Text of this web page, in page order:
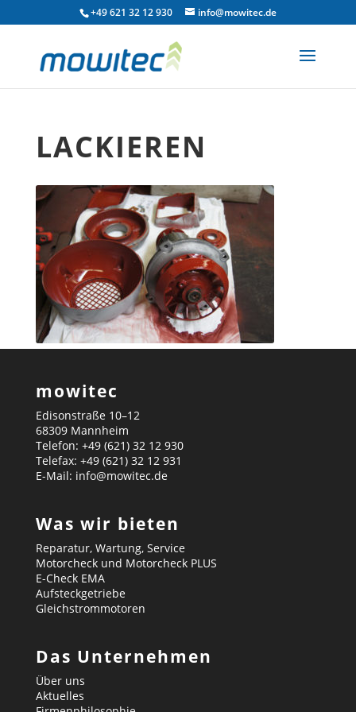
+49 621 32 12 930 info@mowitec.de
LACKIEREN
mowitec
Edisonstraße 10–12
68309 Mannheim
Telefon: +49 (621) 32 12 930
Telefax: +49 (621) 32 12 931
E-Mail: info@mowitec.de
Was wir bieten
Reparatur, Wartung, Service
Motorcheck und Motorcheck PLUS
E-Check EMA
Aufsteckgetriebe
Gleichstrommotoren
Das Unternehmen
Über uns
Aktuelles